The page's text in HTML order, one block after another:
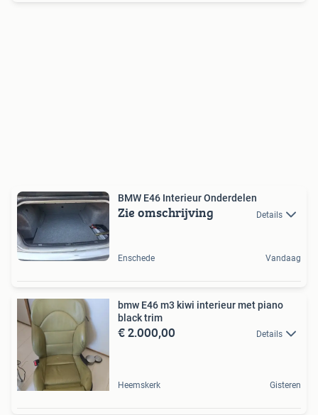
BMW E46 Interieur Onderdelen
Zie omschrijving Details
Enschede Vandaag
bmw E46 m3 kiwi interieur met piano
black trim
€ 2.000,00 Details
Heemskerk Gisteren